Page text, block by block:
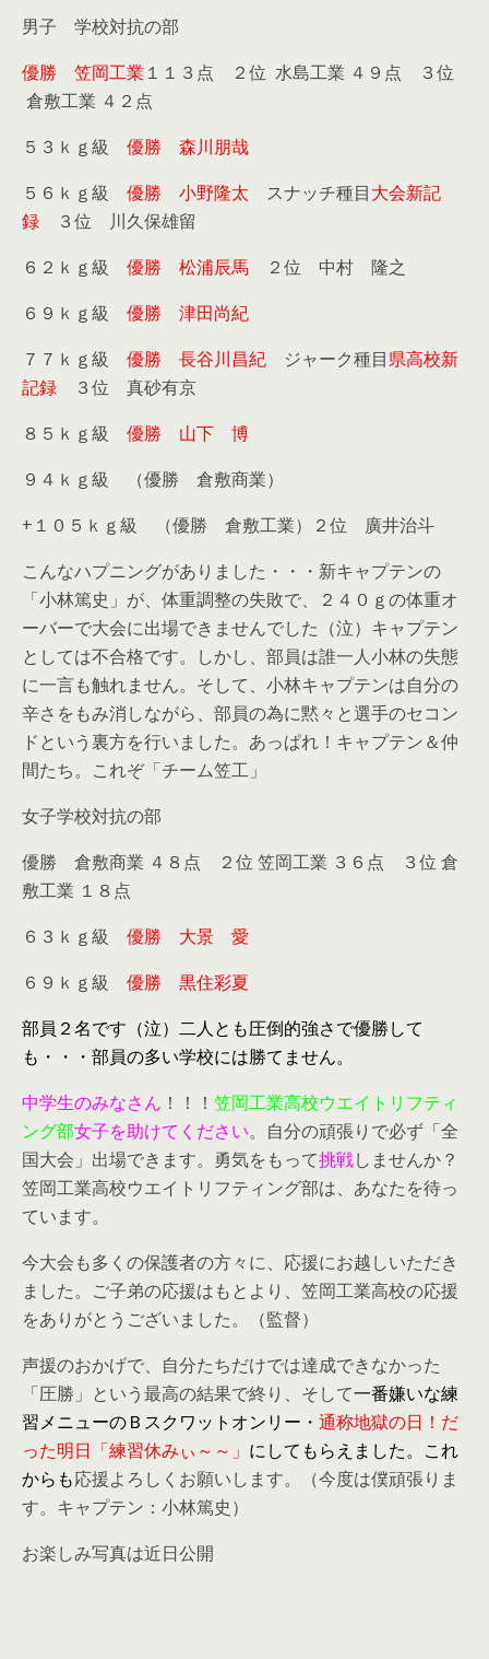
男子 学校対抗の部
優勝 笠岡工業 １１３点 ２位 水島工業 ４９点 ３位
倉敷工業 ４２点
５３ｋｇ級 優勝 森川朋哉
５６ｋｇ級 優勝 小野隆太 スナッチ種目大会新記
録 ３位 川久保雄留
６２ｋｇ級 優勝 松浦辰馬 ２位 中村 隆之
６９ｋｇ級 優勝 津田尚紀
７７ｋｇ級 優勝 長谷川昌紀 ジャーク種目県高校新
記録 ３位 真砂有京
８５ｋｇ級 優勝 山下 博
９４ｋｇ級 （優勝 倉敷商業）
+１０５ｋｇ級 （優勝 倉敷工業）２位 廣井治斗
こんなハプニングがありました・・・新キャプテンの
「小林篤史」が、体重調整の失敗で、２４０ｇの体重オ
ーバーで大会に出場できませんでした（泣）キャプテン
としては不合格です。しかし、部員は誰一人小林の失態
に一言も触れません。そして、小林キャプテンは自分の
辛さをもみ消しながら、部員の為に黙々と選手のセコン
ドという裏方を行いました。あっぱれ！キャプテン＆仲
間たち。これぞ「チーム笠工」
女子学校対抗の部
優勝 倉敷商業 ４８点 ２位 笠岡工業 ３６点 ３位 倉
敷工業 １８点
６３ｋｇ級 優勝 大景 愛
６９ｋｇ級 優勝 黒住彩夏
部員２名です（泣）二人とも圧倒的強さで優勝して
も・・・部員の多い学校には勝てません。
中学生のみなさん ！！！ 笠岡工業高校ウエイトリフティ
ング部女子を助けてください。自分の頑張りで必ず「全
国大会」出場できます。勇気をもって挑戦しませんか？
笠岡工業高校ウエイトリフティング部は、あなたを待っ
ています。
今大会も多くの保護者の方々に、応援にお越しいただき
ました。ご子弟の応援はもとより、笠岡工業高校の応援
をありがとうございました。（監督）
声援のおかげで、自分たちだけでは達成できなかった
「圧勝」という最高の結果で終り、そして一番嫌いな練
習メニューのＢスクワットオンリー・ 通称地獄の日！だ
った明日「練習休みぃ～～」 にしてもらえました。 これ
からも応援よろしくお願いします。（今度は僕頑張りま
す。キャプテン：小林篤史）
お楽しみ写真は近日公開